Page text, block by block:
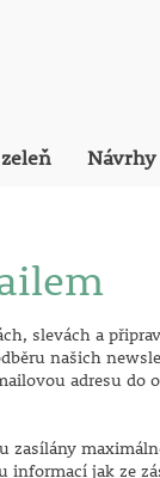
Návrhy
slevách a
našich
adresu
zasílány
informací jak ze